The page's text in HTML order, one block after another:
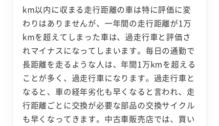
km以内に収まる走行距離の車は特に評価に変
わりはありませんが、一年間の走行距離が1万
kmを超えてしまった車は、過走行車と評価さ
れマイナスになってしまいます。毎日の通勤で
長距離を走るような人は、年間1万kmを超える
ことが多く、過走行車になります。過走行車と
なると、車の経年劣化も早くなると言われ、走
行距離ごとに交換が必要な部品の交換サイクル
も早くなってきます。中古車販売店では、買い